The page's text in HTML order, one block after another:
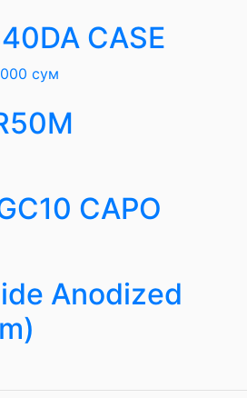
CASE
сум
CAPO
Anodized